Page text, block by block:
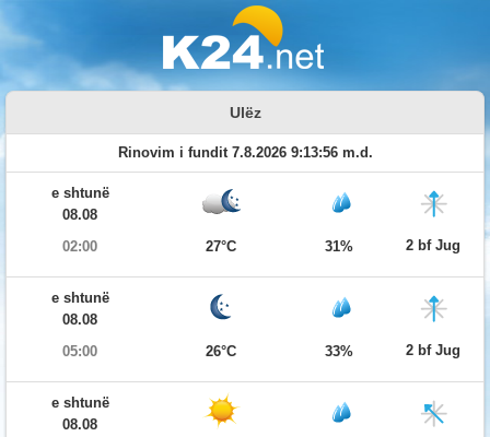
Ulëz
Rinovim i fundit 7.8.2026 9:13:56 m.d.
e shtunë
08.08
02:00
27°C 31% 2 bf Jug
e shtunë
08.08
05:00
26°C 33% 2 bf Jug
e shtunë
08.08